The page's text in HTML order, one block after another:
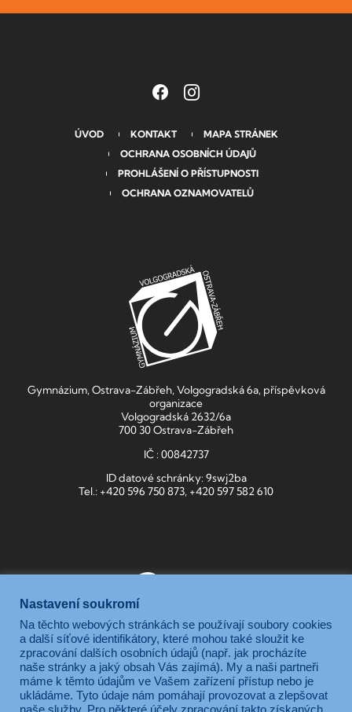
ÚVOD KONTAKT
MAPA STRÁNEK
OCHRANA OSOBNÍCH ÚDAJŮ
PROHLÁŠENÍ O PŘÍSTUPNOSTI
OCHRANA OZNAMOVATELŮ
Gymnázium, Ostrava-Zábřeh, Volgogradská 6a, příspěvková
organizace
Volgogradská 2632/6a
700 30 Ostrava-Zábřeh
IČ : 00842737
ID datové schránky: 9swj2ba
Tel.: +420 596 750 873, +420 597 582 610
Gymnázium, Ostrava-Zábřeh, Volgogradská 6a, je příspěvkovou
organizací zřizovanou Moravskoslezským krajem.
Nastavení soukromí
Na těchto webových stránkách se používají soubory cookies
a další síťové identifikátory, které mohou také sloužit ke
zpracování dalších osobních údajů (např. jak procházíte
naše stránky a jaký obsah Vás zajímá). My a naši partneři
máme k těmto údajům ve Vašem zařízení přístup nebo je
ukládáme. Tyto údaje nám pomáhají provozovat a zlepšovat